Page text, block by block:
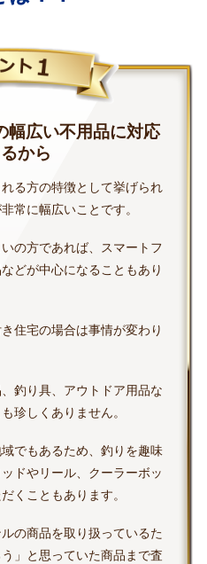
幅広い不用品に対応
から
る方の特徴として挙げられ
常に幅広いことです。
の方であれば、スマートフ
どが中心になることもあり
住宅の場合は事情が変わり
釣り具、アウトドア用品な
珍しくありません。
でもあるため、釣りを趣味
ドやリール、クーラーボッ
くこともあります。
の商品を取り扱っているた
」と思っていた商品まで査